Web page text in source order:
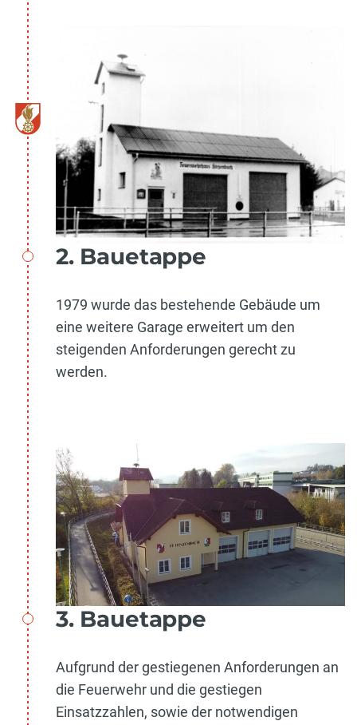
2. Bauetappe
1979 wurde das bestehende Gebäude um
eine weitere Garage erweitert um den
steigenden Anforderungen gerecht zu
werden.
3. Bauetappe
Aufgrund der gestiegenen Anforderungen an
die Feuerwehr und die gestiegen
Einsatzzahlen, sowie der notwendigen